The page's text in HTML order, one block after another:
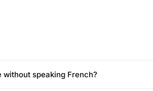
without speaking French?